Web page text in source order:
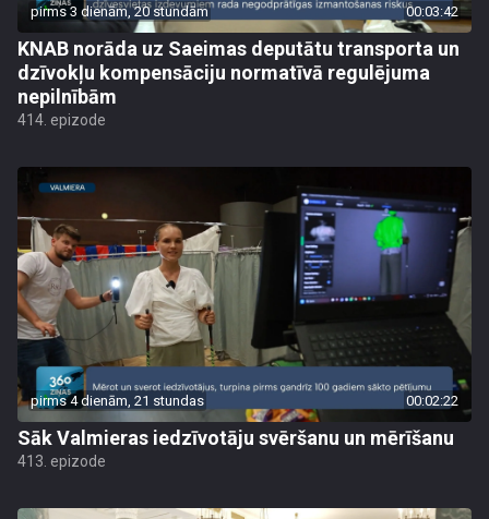
pirms 3 dienām, 20 stundām 00:03:42
KNAB norāda uz Saeimas deputātu transporta un
dzīvokļu kompensāciju normatīvā regulējuma
nepilnībām
414. epizode
pirms 4 dienām, 21 stundas 00:02:22
Sāk Valmieras iedzīvotāju svēršanu un mērīšanu
413. epizode